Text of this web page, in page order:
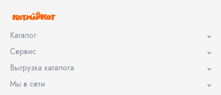
Каталог
Сервис
Выгрузка каталога
Мы в сети